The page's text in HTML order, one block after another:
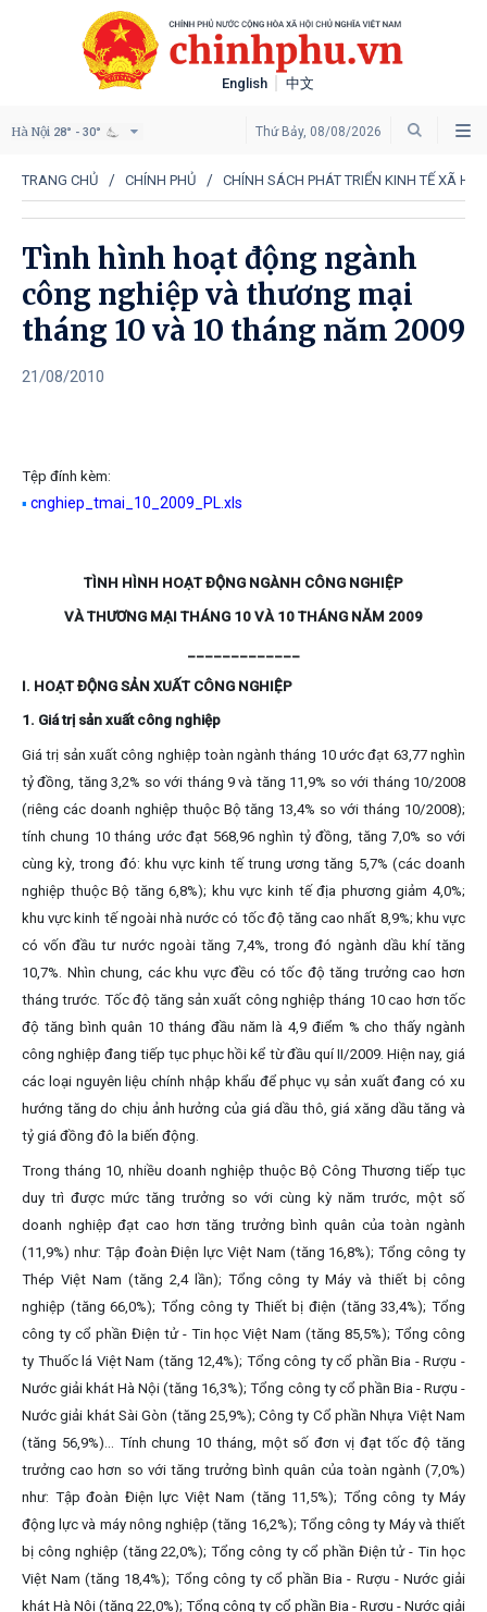
English 中文
Thứ Bảy, 08/08/2026
Hà Nội 28° - 30°
TRANG CHỦ CHÍNH PHỦ CHÍNH SÁCH PHÁT TRIỂN KINH TẾ XÃ HỘI
Tình hình hoạt động ngành
công nghiệp và thương mại
tháng 10 và 10 tháng năm 2009
21/08/2010
Tệp đính kèm:
▪ cnghiep_tmai_10_2009_PL.xls
TÌNH HÌNH HOẠT ĐỘNG NGÀNH CÔNG NGHIỆP
VÀ THƯƠNG MẠI THÁNG 10 VÀ 10 THÁNG NĂM 2009
I. HOẠT ĐỘNG SẢN XUẤT CÔNG NGHIỆP
1. Giá trị sản xuất công nghiệp
Giá trị sản xuất công nghiệp toàn ngành tháng 10 ước đạt 63,77 nghìn
tỷ đồng, tăng 3,2% so với tháng 9 và tăng 11,9% so với tháng 10/2008
(riêng các doanh nghiệp thuộc Bộ tăng 13,4% so với tháng 10/2008);
tính chung 10 tháng ước đạt 568,96 nghìn tỷ đồng, tăng 7,0% so với
cùng kỳ, trong đó: khu vực kinh tế trung ương tăng 5,7% (các doanh
nghiệp thuộc Bộ tăng 6,8%); khu vực kinh tế địa phương giảm 4,0%;
khu vực kinh tế ngoài nhà nước có tốc độ tăng cao nhất 8,9%; khu vực
có vốn đầu tư nước ngoài tăng 7,4%, trong đó ngành dầu khí tăng
10,7%. Nhìn chung, các khu vực đều có tốc độ tăng trưởng cao hơn
tháng trước. Tốc độ tăng sản xuất công nghiệp tháng 10 cao hơn tốc
độ tăng bình quân 10 tháng đầu năm là 4,9 điểm % cho thấy ngành
công nghiệp đang tiếp tục phục hồi kể từ đầu quí II/2009. Hiện nay, giá
các loại nguyên liệu chính nhập khẩu để phục vụ sản xuất đang có xu
hướng tăng do chịu ảnh hưởng của giá dầu thô, giá xăng dầu tăng và
tỷ giá đồng đô la biến động.
Trong tháng 10, nhiều doanh nghiệp thuộc Bộ Công Thương tiếp tục
duy trì được mức tăng trưởng so với cùng kỳ năm trước, một số
doanh nghiệp đạt cao hơn tăng trưởng bình quân của toàn ngành
(11,9%) như: Tập đoàn Điện lực Việt Nam (tăng 16,8%); Tổng công ty
Thép Việt Nam (tăng 2,4 lần); Tổng công ty Máy và thiết bị công
nghiệp (tăng 66,0%); Tổng công ty Thiết bị điện (tăng 33,4%); Tổng
công ty cổ phần Điện tử - Tin học Việt Nam (tăng 85,5%); Tổng công
ty Thuốc lá Việt Nam (tăng 12,4%); Tổng công ty cổ phần Bia - Rượu -
Nước giải khát Hà Nội (tăng 16,3%); Tổng công ty cổ phần Bia - Rượu -
Nước giải khát Sài Gòn (tăng 25,9%); Công ty Cổ phần Nhựa Việt Nam
(tăng 56,9%)... Tính chung 10 tháng, một số đơn vị đạt tốc độ tăng
trưởng cao hơn so với tăng trưởng bình quân của toàn ngành (7,0%)
như: Tập đoàn Điện lực Việt Nam (tăng 11,5%); Tổng công ty Máy
động lực và máy nông nghiệp (tăng 16,2%); Tổng công ty Máy và thiết
bị công nghiệp (tăng 22,0%); Tổng công ty cổ phần Điện tử - Tin học
Việt Nam (tăng 18,4%); Tổng công ty cổ phần Bia - Rượu - Nước giải
khát Hà Nội (tăng 22,0%); Tổng công ty cổ phần Bia - Rượu - Nước giải